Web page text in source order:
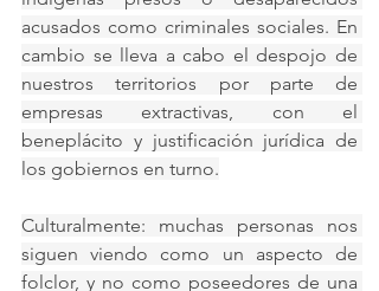
acusados como criminales sociales. En
cambio se lleva a cabo el despojo de
nuestros territorios por parte de
empresas extractivas, con el
beneplácito y justificación jurídica de
los gobiernos en turno.
Culturalmente: muchas personas nos
siguen viendo como un aspecto de
folclor, y no como poseedores de una